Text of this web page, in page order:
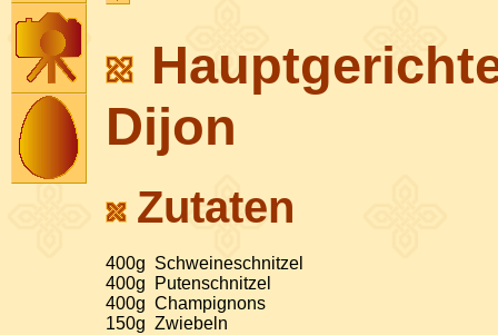
Dijon
Zutaten
400g Schweineschnitzel
400g
Putenschnitzel
400g Champignons
150g Zwiebeln